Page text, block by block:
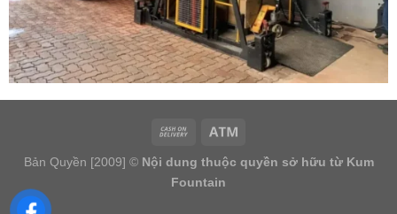
Bản Quyền [2009] © Nội dung thuộc quyền sở hữu từ Kum
Fountain